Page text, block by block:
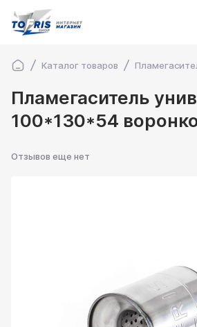
Каталог товаров
Пламегаситель
100*130*54
Отзывов еще нет